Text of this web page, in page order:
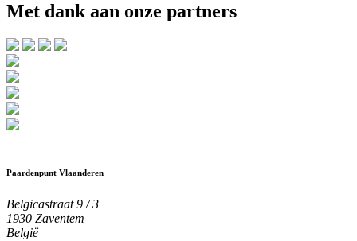
Met dank aan onze partners
Paardenpunt Vlaanderen
Belgicastraat 9 / 3
1930 Zaventem
België